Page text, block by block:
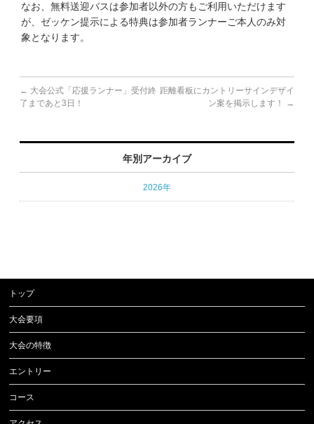
なお、無料送迎バスは参加者以外の方もご利用いただけます
が、ゼッケン提示による特典は参加者ランナーご本人のみ対
象となります。
← 大会公式「応援ランナー」受付終
了まであと3日！
距離看板にカントリーサインデザイ
ン案を掲示します！
→
年別アーカイブ
2026年
トップ
大会要項
大会の特徴
エントリー
コース